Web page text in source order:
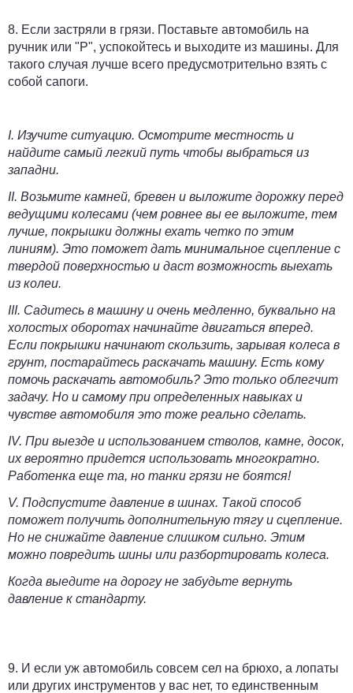
8. Если застряли в грязи. Поставьте автомобиль на
ручник или "P", успокойтесь и выходите из машины. Для
такого случая лучше всего предусмотрительно взять с
собой сапоги.
I. Изучите ситуацию. Осмотрите местность и
найдите самый легкий путь чтобы выбраться из
западни.
II. Возьмите камней, бревен и выложите дорожку перед
ведущими колесами (чем ровнее вы ее выложите, тем
лучше, покрышки должны ехать четко по этим
линиям). Это поможет дать минимальное сцепление с
твердой поверхностью и даст возможность выехать
из колеи.
III. Садитесь в машину и очень медленно, буквально на
холостых оборотах начинайте двигаться вперед.
Если покрышки начинают скользить, зарывая колеса в
грунт, постарайтесь раскачать машину. Есть кому
помочь раскачать автомобиль? Это только облегчит
задачу. Но и самому при определенных навыках и
чувстве автомобиля это тоже реально сделать.
IV. При выезде и использованием стволов, камне, досок,
их вероятно придется использовать многократно.
Работенка еще та, но танки грязи не боятся!
V. Подспустите давление в шинах. Такой способ
поможет получить дополнительную тягу и сцепление.
Но не снижайте давление слишком сильно. Этим
можно повредить шины или разбортировать колеса.
Когда выедите на дорогу не забудьте вернуть
давление к стандарту.
9. И если уж автомобиль совсем сел на брюхо, а лопаты
или других инструментов у вас нет, то единственным